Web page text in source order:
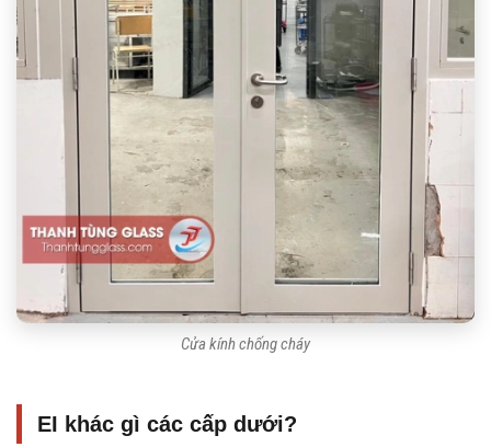
Cửa kính chống cháy
EI khác gì các cấp dưới?